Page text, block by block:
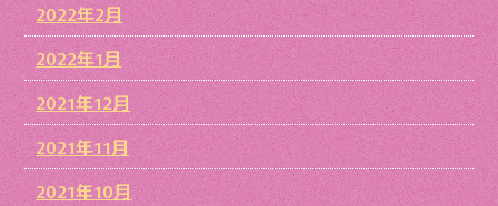
2022年2月
2022年1月
2021年12月
2021年11月
2021年10月